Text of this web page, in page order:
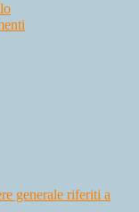
generale riferiti a